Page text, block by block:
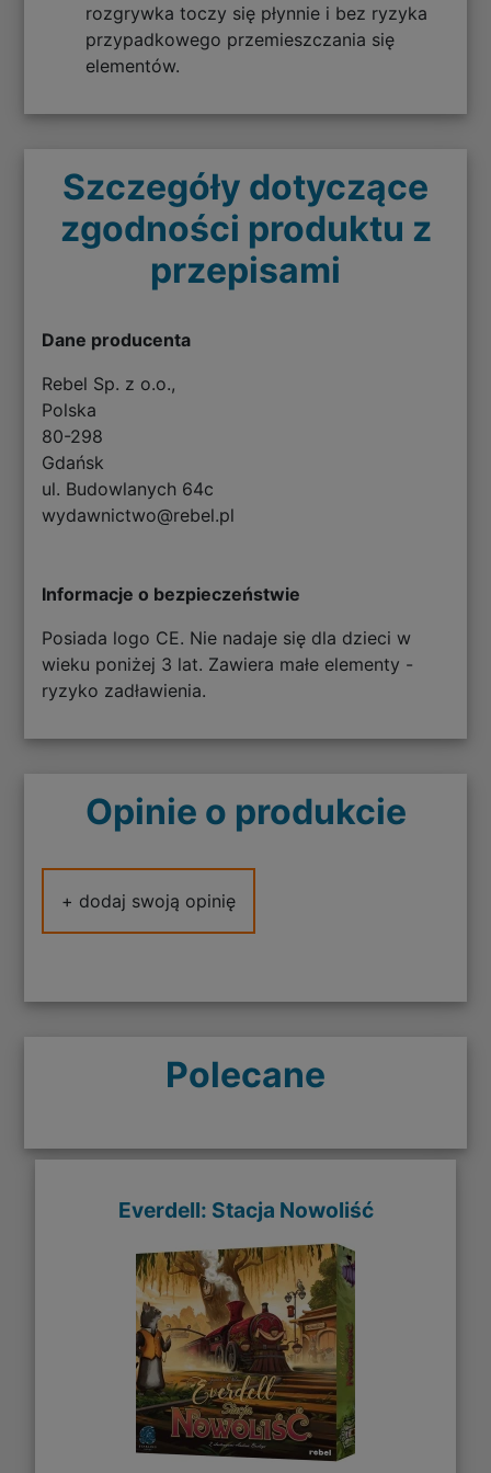
rozgrywka toczy się płynnie i bez ryzyka
przypadkowego przemieszczania się
elementów.
Szczegóły dotyczące
zgodności produktu z
przepisami
Dane producenta
Rebel Sp. z o.o.,
Polska
80-298
Gdańsk
ul. Budowlanych 64c
wydawnictwo@rebel.pl
Informacje o bezpieczeństwie
Posiada logo CE. Nie nadaje się dla dzieci w
wieku poniżej 3 lat. Zawiera małe elementy -
ryzyko zadławienia.
Opinie o produkcie
+ dodaj swoją opinię
Polecane
Everdell: Stacja Nowoliść